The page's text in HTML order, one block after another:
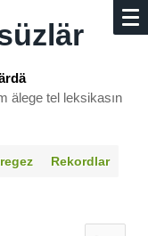
älege tel leksikasın
Rekordlar